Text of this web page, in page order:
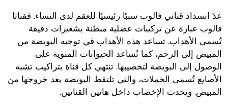
عدّ انسداد قناتي فالوب سببًا رئيسيًا للعقم لدى النساء. فقناتا
فالوب عبارة عن تركيبات عضلية مبطنة بشعيرات دقيقة
تُسمى الأهداب. تساعد هذه الأهداب في توجيه البويضة من
المبيض إلى الرحم، كما تُساعد الحيوانات المنوية على
الوصول إلى البويضة لتخصيبها. تنتهي كل قناة بتراكيب تشبه
الأصابع تُسمى الخملات، والتي تلتقط البويضة بعد خروجها من
المبيض. ويحدث الإخصاب داخل هاتين القناتين.